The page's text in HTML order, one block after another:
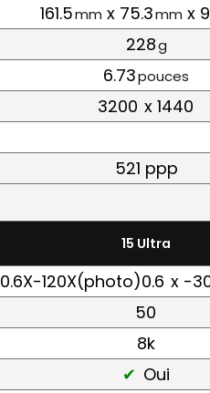
161.5mm x 75.3mm x
228g
6.73pouces
3200 x 1440
521 ppp
15 Ultra
0.6X-120X(photo)0.6 x -
50
8k
Oui